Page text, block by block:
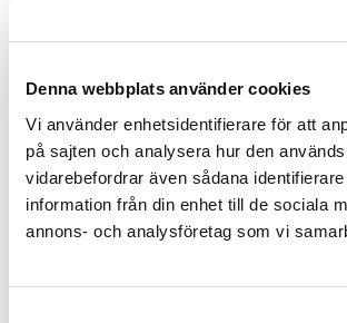
Denna webbplats använder cookies
Vi använder enhetsidentifierare för att
på sajten och analysera hur den
vidarebefordrar även sådana
information från din enhet till de sociala
annons- och analysföretag som vi
Änglahuvud